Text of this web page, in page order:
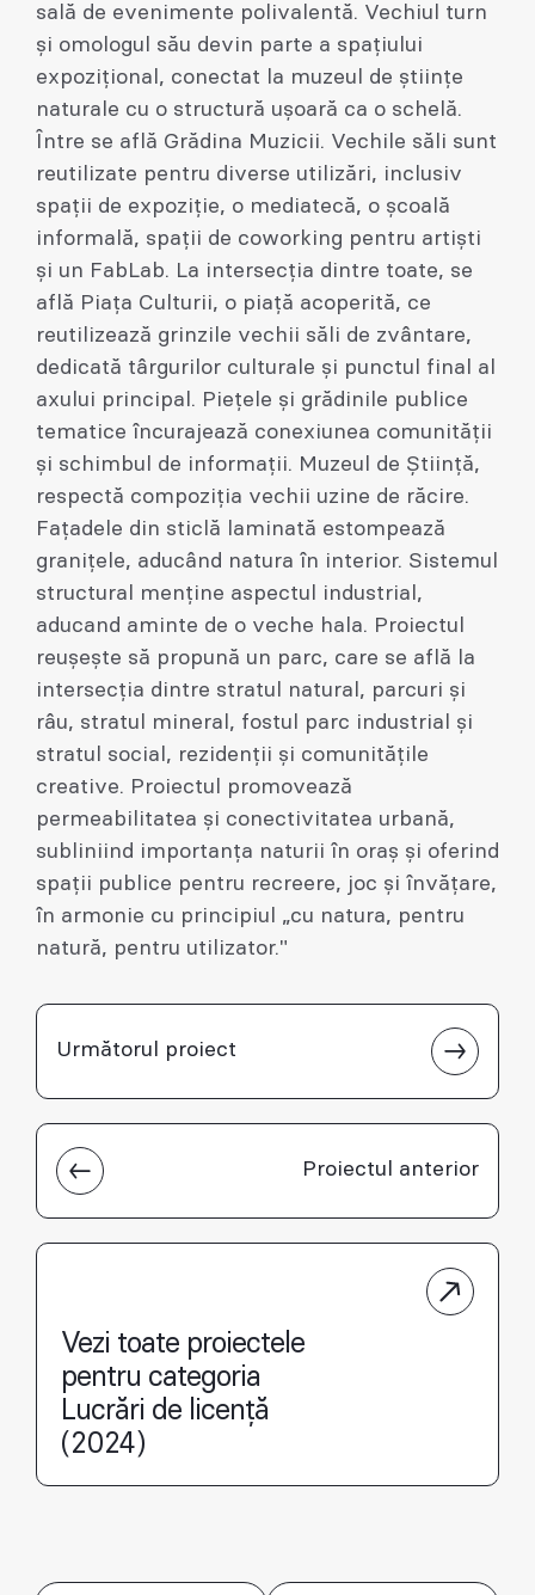
sală de evenimente polivalentă. Vechiul turn
și omologul său devin parte a spațiului
expozițional, conectat la muzeul de științe
naturale cu o structură ușoară ca o schelă.
Între se află Grădina Muzicii. Vechile săli sunt
reutilizate pentru diverse utilizări, inclusiv
spații de expoziție, o mediatecă, o școală
informală, spații de coworking pentru artiști
și un FabLab. La intersecția dintre toate, se
află Piața Culturii, o piață acoperită, ce
reutilizează grinzile vechii săli de zvântare,
dedicată târgurilor culturale și punctul final al
axului principal. Piețele și grădinile publice
tematice încurajează conexiunea comunității
și schimbul de informații. Muzeul de Știință,
respectă compoziția vechii uzine de răcire.
Fațadele din sticlă laminată estompează
granițele, aducând natura în interior. Sistemul
structural menține aspectul industrial,
aducand aminte de o veche hala. Proiectul
reușește să propună un parc, care se află la
intersecția dintre stratul natural, parcuri și
râu, stratul mineral, fostul parc industrial și
stratul social, rezidenții și comunitățile
creative. Proiectul promovează
permeabilitatea și conectivitatea urbană,
subliniind importanța naturii în oraș și oferind
spații publice pentru recreere, joc și învățare,
în armonie cu principiul „cu natura, pentru
natură, pentru utilizator."
Proiectul anterior
Următorul proiect
Vezi toate proiectele
pentru categoria
Lucrări de licență
(2024)